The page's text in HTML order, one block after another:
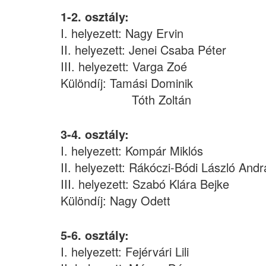
1-2. osztály:
I. helyezett: Nagy Ervin
II. helyezett: Jenei Csaba Péter
III. helyezett: Varga Zoé
Különdíj: Tamási Dominik
Tóth Zoltán
3-4. osztály:
I. helyezett: Kompár Miklós
II. helyezett: Rákóczi-Bódi László
III. helyezett: Szabó Klára Bejke
Különdíj: Nagy Odett
5-6. osztály:
I. helyezett: Fejérvári Lili